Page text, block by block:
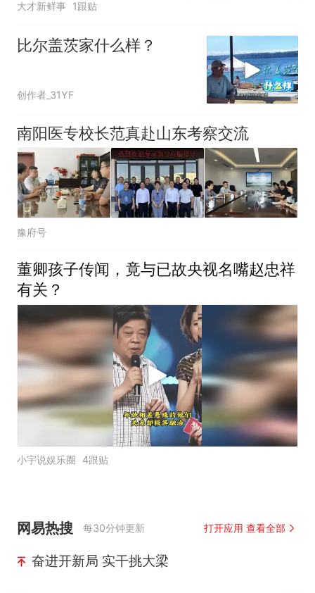
大才新鲜事 1跟贴
比尔盖茨家什么样？
创作者_31YF
南阳医专校长范真赴山东考察交流
豫府号
董卿孩子传闻，竟与已故央视名嘴赵忠祥
有关？
小宇说娱乐圈 4跟贴
网易热搜 每30分钟更新 打开应用 查看全部
奋进开新局 实干挑大梁